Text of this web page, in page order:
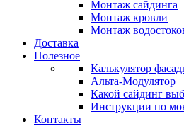
Монтаж сайдинга
Монтаж кровли
Монтаж
Доставка
Полезное
Калькулятор
Альта-Модулятор
Какой сайдинг
Инструкции по
Контакты